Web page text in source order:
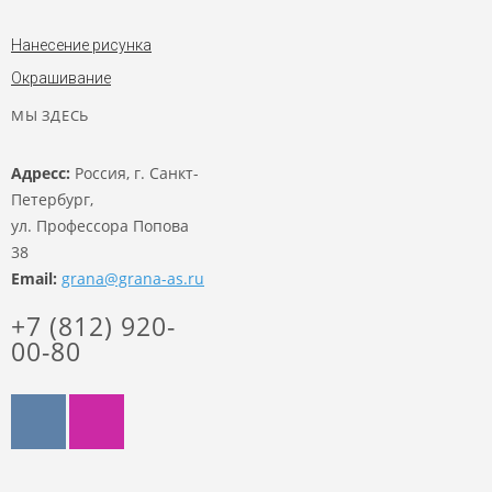
Нанесение рисунка
Окрашивание
МЫ ЗДЕСЬ
Адресс: Россия, г. Санкт-
Петербург,
ул. Профессора Попова
38
Email: grana@grana-as.ru
+7 (812) 920-
00-80